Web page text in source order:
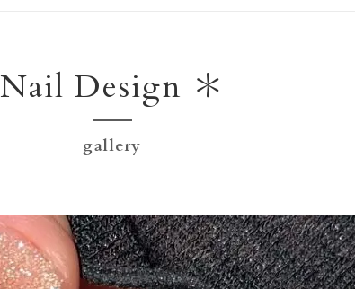
gallery
Nail Design ＊